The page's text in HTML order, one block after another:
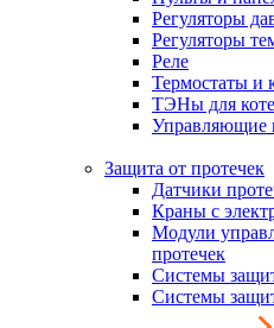
Регуляторы
Регуляторы
Реле
Термостаты и
ТЭНы для
Управляющие
Защита от протечек
Датчики
Краны с
Модули
протечек
Системы
Системы